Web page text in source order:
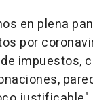
en plena
por
impuestos,